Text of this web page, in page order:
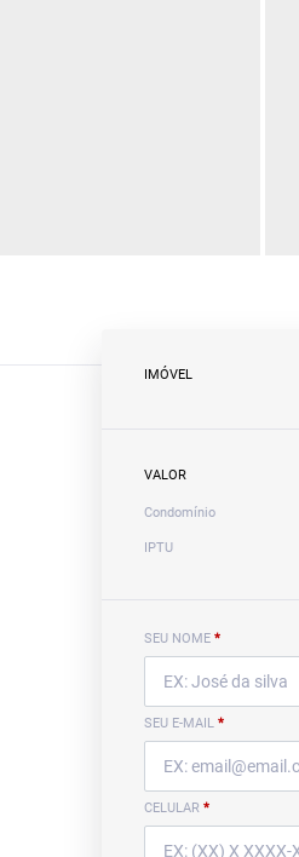
IMÓVEL
VALOR
Condomínio
IPTU
SEU NOME *
SEU E-MAIL *
CELULAR *